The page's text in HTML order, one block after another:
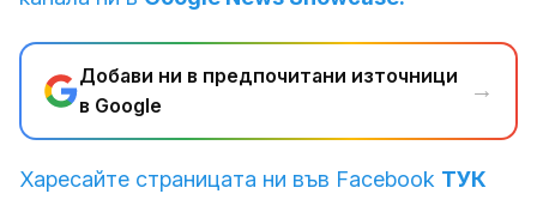
Добави ни в предпочитани източници
в Google
→
Харесайте страницата ни във Facebook ТУК